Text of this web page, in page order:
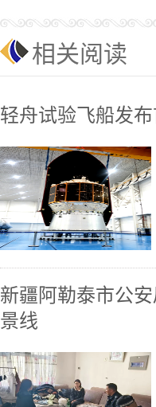
相关阅读
轻舟试验飞船发
新疆阿勒泰市公
景线